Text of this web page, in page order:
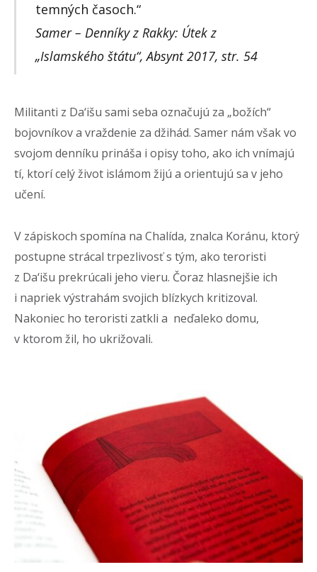
temných časoch.“
Samer – Denníky z Rakky: Útek z
„Islamského štátu“, Absynt 2017, str. 54
Militanti z Da‘išu sami seba označujú za „božích“
bojovníkov a vraždenie za džihád. Samer nám však vo
svojom denníku prináša i opisy toho, ako ich vnímajú
tí, ktorí celý život islámom žijú a orientujú sa v jeho
učení.
V zápiskoch spomína na Chalída, znalca Koránu, ktorý
postupne strácal trpezlivosť s tým, ako teroristi
z Da‘išu prekrúcali jeho vieru. Čoraz hlasnejšie ich
i napriek výstrahám svojich blízkych kritizoval.
Nakoniec ho teroristi zatkli a neďaleko domu,
v ktorom žil, ho ukrižovali.